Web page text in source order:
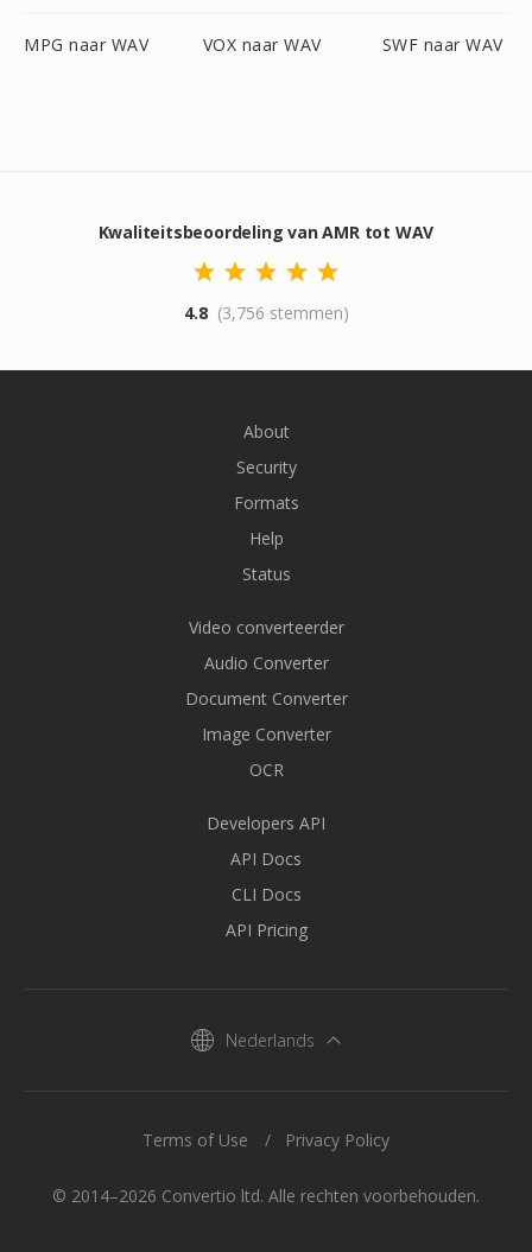
MPG naar WAV VOX naar WAV SWF naar WAV
Kwaliteitsbeoordeling van AMR tot WAV
4.8 (3,756 stemmen)
About
Security
Formats
Help
Status
Video converteerder
Audio Converter
Document Converter
Image Converter
OCR
Developers API
API Docs
CLI Docs
API Pricing
Nederlands
© 2014–2026 Convertio ltd. Alle rechten voorbehouden.
Terms of Use Privacy Policy